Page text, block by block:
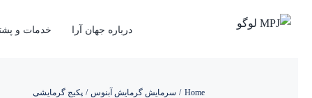
درباره جهان آرا خدمات و
Home سرمایش گرمایش آبنوس پکیج گرمایشی